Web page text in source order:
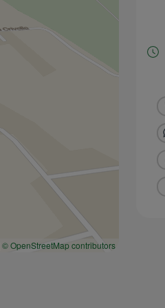
© OpenStreetMap contributors